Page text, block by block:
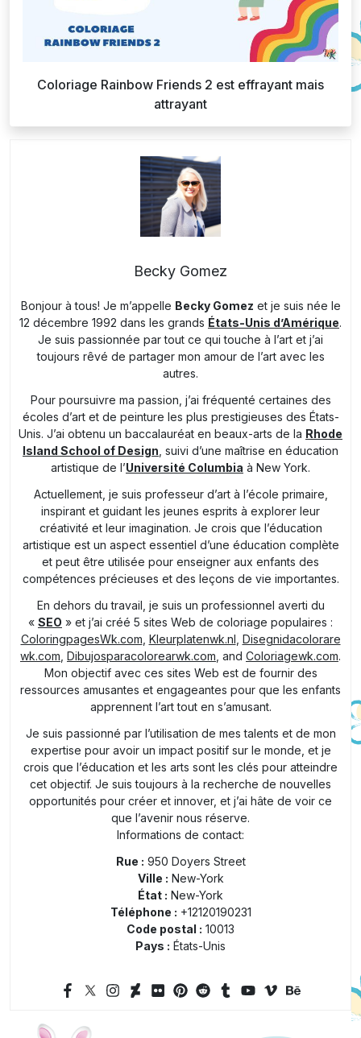
Coloriage Rainbow Friends 2 est effrayant mais
attrayant
Becky Gomez
Bonjour à tous! Je m’appelle Becky Gomez et je suis née le
12 décembre 1992 dans les grands États-Unis d’Amérique.
Je suis passionnée par tout ce qui touche à l’art et j’ai
toujours rêvé de partager mon amour de l’art avec les
autres.
Pour poursuivre ma passion, j’ai fréquenté certaines des
écoles d’art et de peinture les plus prestigieuses des États-
Unis. J’ai obtenu un baccalauréat en beaux-arts de la Rhode
Island School of Design, suivi d’une maîtrise en éducation
artistique de l’Université Columbia à New York.
Actuellement, je suis professeur d’art à l’école primaire,
inspirant et guidant les jeunes esprits à explorer leur
créativité et leur imagination. Je crois que l’éducation
artistique est un aspect essentiel d’une éducation complète
et peut être utilisée pour enseigner aux enfants des
compétences précieuses et des leçons de vie importantes.
En dehors du travail, je suis un professionnel averti du
« SEO » et j’ai créé 5 sites Web de coloriage populaires :
ColoringpagesWk.com, Kleurplatenwk.nl, Disegnidacolorare
wk.com, Dibujosparacolorearwk.com, and Coloriagewk.com.
Mon objectif avec ces sites Web est de fournir des
ressources amusantes et engageantes pour que les enfants
apprennent l’art tout en s’amusant.
Je suis passionné par l’utilisation de mes talents et de mon
expertise pour avoir un impact positif sur le monde, et je
crois que l’éducation et les arts sont les clés pour atteindre
cet objectif. Je suis toujours à la recherche de nouvelles
opportunités pour créer et innover, et j’ai hâte de voir ce
que l’avenir nous réserve.
Informations de contact:
Rue : 950 Doyers Street
Ville : New-York
État : New-York
Téléphone : +12120190231
Code postal : 10013
Pays : États-Unis